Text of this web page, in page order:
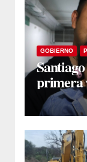
GOBIERNO
primera
ósea